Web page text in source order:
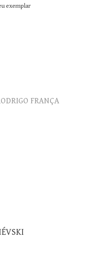
exemplar
FRANÇA